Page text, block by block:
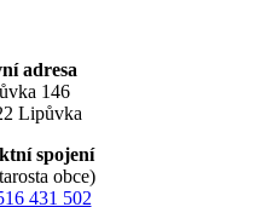
adresa
146
Lipůvka
spojení
obce)
431 502